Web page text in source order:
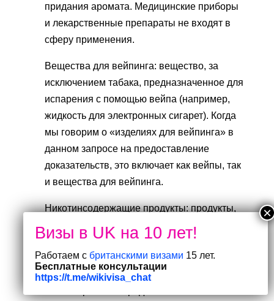
придания аромата. Медицинские приборы
и лекарственные препараты не входят в
сферу применения.
Вещества для вейпинга: вещество, за
исключением табака, предназначенное для
испарения с помощью вейпа (например,
жидкость для электронных сигарет). Когда
мы говорим о «изделиях для вейпинга» в
данном запросе на предоставление
доказательств, это включает как вейпы, так
и вещества для вейпинга.
Никотинсодержащие продукты: продукты,
обеспечивающие доставку никотина в
организм человека, за исключением
лекарственных препаратов и никотиновых
вейпов. В настоящее время на рынке
Работаем с британскими визами 15 лет.
Бесплатные консультации
https://t.me/wikivisa_chat